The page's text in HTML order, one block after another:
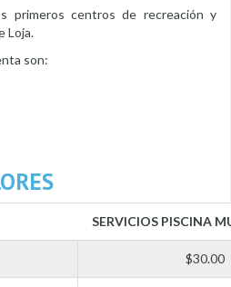
primeros centros de recreación y
Loja.
son:
SERVICIOS PISCINA
$30.00